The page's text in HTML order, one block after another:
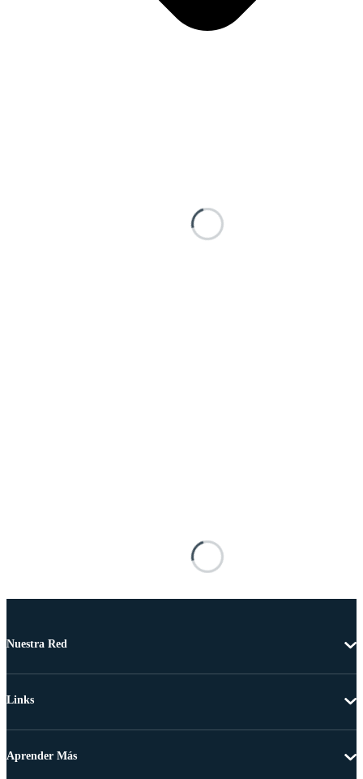
Nuestra Red
Links
Aprender Más